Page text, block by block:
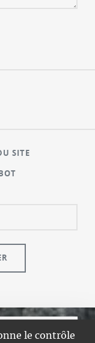
le contrôle
SITE